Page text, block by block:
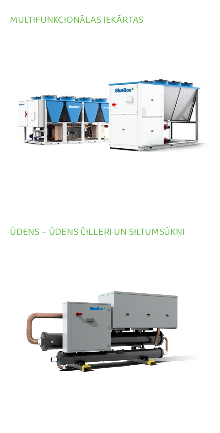
MULTIFUNKCIONĀLAS IEKĀRTAS
ŪDENS – ŪDENS ČILLERI UN SILTUMSŪKŅI